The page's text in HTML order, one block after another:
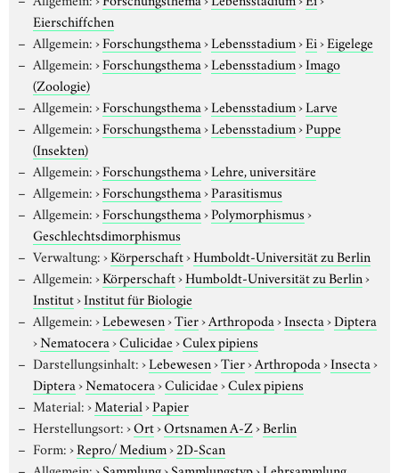
Eierschiffchen
Allgemein:›Forschungsthema›Lebensstadium›Ei›Eigelege
Allgemein:›Forschungsthema›Lebensstadium›Imago
(Zoologie)
Allgemein:›Forschungsthema›Lebensstadium›Larve
Allgemein:›Forschungsthema›Lebensstadium›Puppe
(Insekten)
Allgemein:›Forschungsthema›Lehre, universitäre
Allgemein:›Forschungsthema›Parasitismus
Allgemein:›Forschungsthema›Polymorphismus›
Geschlechtsdimorphismus
Verwaltung:›Körperschaft›Humboldt-Universität zu Berlin
Allgemein:›Körperschaft›Humboldt-Universität zu Berlin›
Institut›Institut für Biologie
Allgemein:›Lebewesen›Tier›Arthropoda›Insecta›Diptera
›Nematocera›Culicidae›Culex pipiens
Darstellungsinhalt:›Lebewesen›Tier›Arthropoda›Insecta›
Diptera›Nematocera›Culicidae›Culex pipiens
Material:›Material›Papier
Herstellungsort:›Ort›Ortsnamen A-Z›Berlin
Form:›Repro/ Medium›2D-Scan